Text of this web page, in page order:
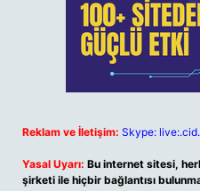
Reklam ve İletişim: Skype:
Yasal Uyarı: Bu internet sitesi,
şirketi ile hiçbir bağlantısı